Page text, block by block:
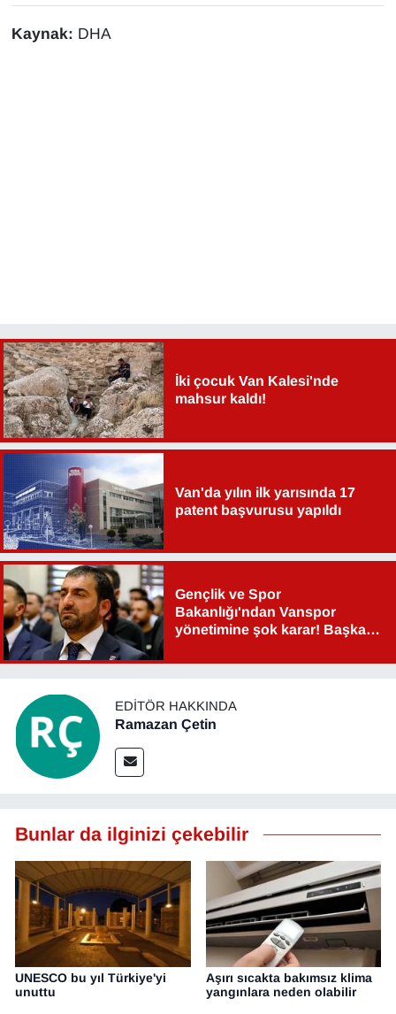
Kaynak: DHA
İki çocuk Van Kalesi'nde
mahsur kaldı!
Van'da yılın ilk yarısında 17
patent başvurusu yapıldı
Gençlik ve Spor
Bakanlığı'ndan Vanspor
yönetimine şok karar! Başkan
EDITÖR HAKKINDA
Ramazan Çetin
Bunlar da ilginizi çekebilir
UNESCO bu yıl Türkiye'yi
unuttu
Aşırı sıcakta bakımsız klima
yangınlara neden olabilir